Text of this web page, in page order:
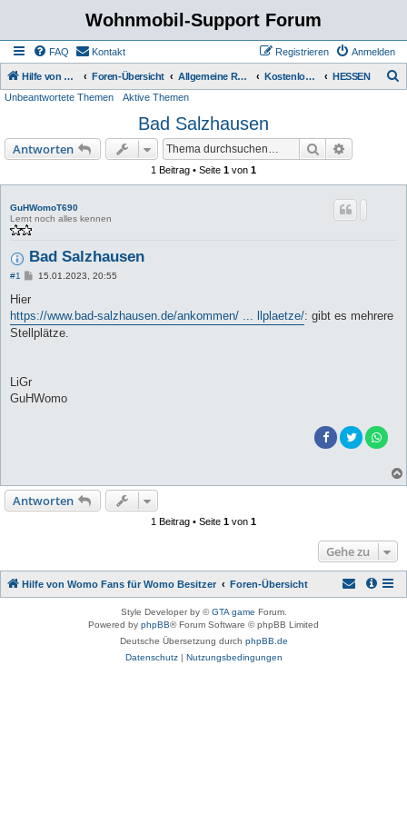
Wohnmobil-Support Forum
FAQ Kontakt Anmelden
Registrieren
Hilfe von Womo Fans für Womo Besitzer Foren-Übersicht Allgemeine Rubriken Kostenlose Stellplätze HESSEN
Unbeantwortete Themen Aktive Themen
Bad Salzhausen
Antworten Suche
1 Beitrag • Seite 1 von 1
GuHWomoT690
Lernt noch alles kennen
Bad Salzhausen
#1
B
r
a
g
15.01.2023, 20:55
Hier
https://www.bad-salzhausen.de/ankommen/ ... llplaetze/: gibt es mehrere
Stellplätze.
LiGr
GuHWomo
Antworten
1 Beitrag • Seite 1 von 1
Gehe zu
Hilfe von Womo Fans für Womo Besitzer Foren-Übersicht
Style Developer by ©GTA game Forum.
Powered by phpBB® Forum Software © phpBB Limited
Deutsche Übersetzung durch phpBB.de
Datenschutz| Nutzungsbedingungen